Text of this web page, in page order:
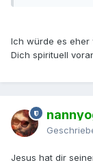
Ich würde es eher
Dich spirituell
Jesus hat dir